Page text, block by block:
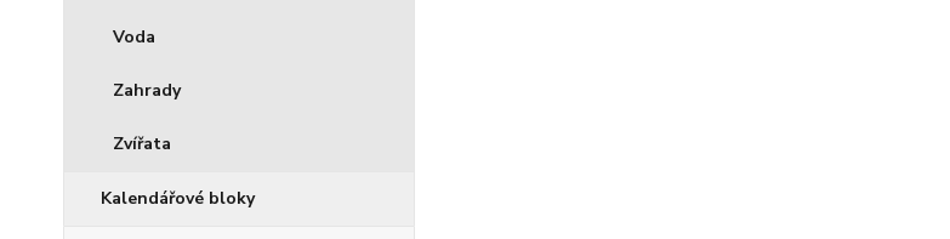
Voda
Zahrady
Zvířata
Kalendářové bloky